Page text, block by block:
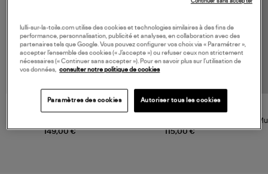
149,00 €
SENSO
115,00 €
ARIZONA LOVE
lulli-sur-la-toile.com utilise des cookies et technologies similaires à des fins de
performance, personnalisation, publicité et analyses, en collaboration avec des
partenaires tels que Google. Vous pouvez configurer vos choix via « Paramétrer »,
accepter l’ensemble des cookies (« J’accepte ») ou refuser ceux non strictement
nécessaires (« Continuer sans accepter »). Pour en savoir plus sur l’utilisation de
vos données, consulter notre politique de cookies
Paramètres des cookies Autoriser tous les cookies
Continuer sans accepter